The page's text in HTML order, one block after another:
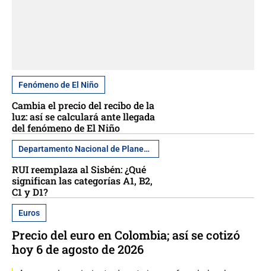
Fenómeno de El Niño
Cambia el precio del recibo de la
luz: así se calculará ante llegada
del fenómeno de El Niño
Departamento Nacional de Planeación
RUI reemplaza al Sisbén: ¿Qué
significan las categorías A1, B2,
C1 y D1?
Euros
Precio del euro en Colombia; así se cotizó
hoy 6 de agosto de 2026